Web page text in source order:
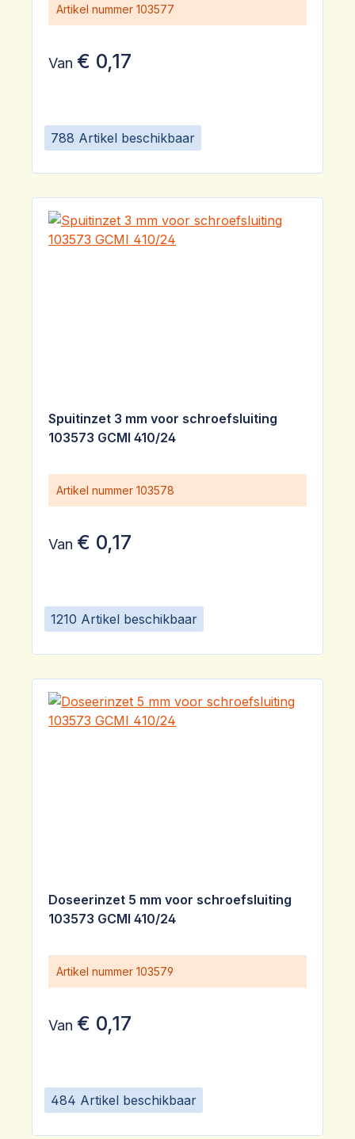
788 Artikel beschikbaar
Artikel nummer 103577
Van € 0,17
1210 Artikel beschikbaar
Spuitinzet 3 mm voor schroefsluiting
103573 GCMI 410/24
Artikel nummer 103578
Van € 0,17
484 Artikel beschikbaar
Doseerinzet 5 mm voor schroefsluiting
103573 GCMI 410/24
Artikel nummer 103579
Van € 0,17